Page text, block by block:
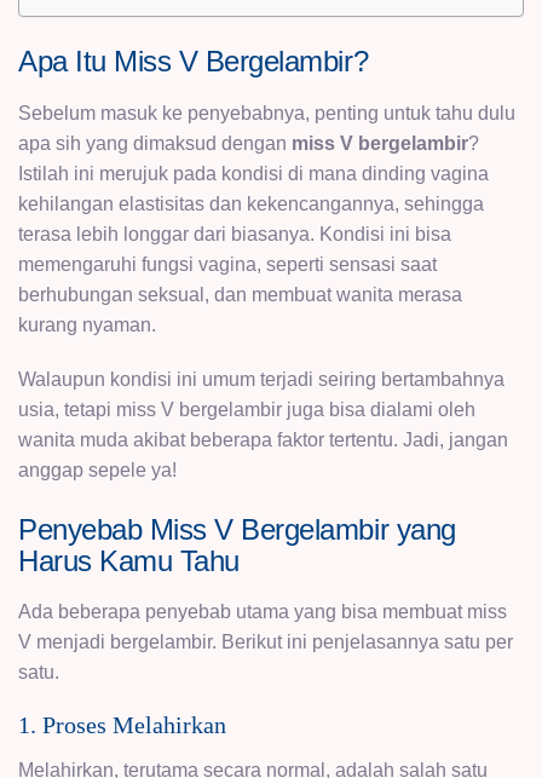
Apa Itu Miss V Bergelambir?
Sebelum masuk ke penyebabnya, penting untuk tahu dulu
apa sih yang dimaksud dengan miss V bergelambir?
Istilah ini merujuk pada kondisi di mana dinding vagina
kehilangan elastisitas dan kekencangannya, sehingga
terasa lebih longgar dari biasanya. Kondisi ini bisa
memengaruhi fungsi vagina, seperti sensasi saat
berhubungan seksual, dan membuat wanita merasa
kurang nyaman.
Walaupun kondisi ini umum terjadi seiring bertambahnya
usia, tetapi miss V bergelambir juga bisa dialami oleh
wanita muda akibat beberapa faktor tertentu. Jadi, jangan
anggap sepele ya!
Penyebab Miss V Bergelambir yang
Harus Kamu Tahu
Ada beberapa penyebab utama yang bisa membuat miss
V menjadi bergelambir. Berikut ini penjelasannya satu per
satu.
1. Proses Melahirkan
Melahirkan, terutama secara normal, adalah salah satu